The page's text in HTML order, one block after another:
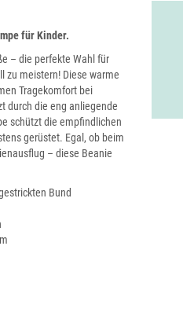
für Kinder.
– die perfekte Wahl für
zu meistern! Diese warme
Tragekomfort bei
durch die eng anliegende
schützt die empfindlichen
gerüstet. Egal, ob beim
– diese Beanie
Bund